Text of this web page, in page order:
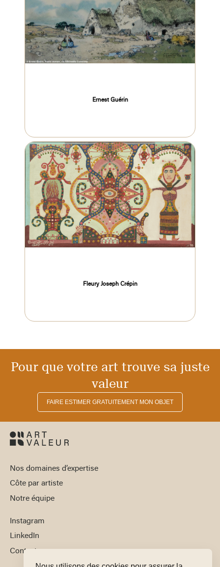
Ernest Guérin
Fleury Joseph Crépin
Pour que votre art trouve sa juste
valeur
FAIRE ESTIMER GRATUITEMENT MON OBJET
Nos domaines d’expertise
Côte par artiste
Notre équipe
Instagram
LinkedIn
Contact